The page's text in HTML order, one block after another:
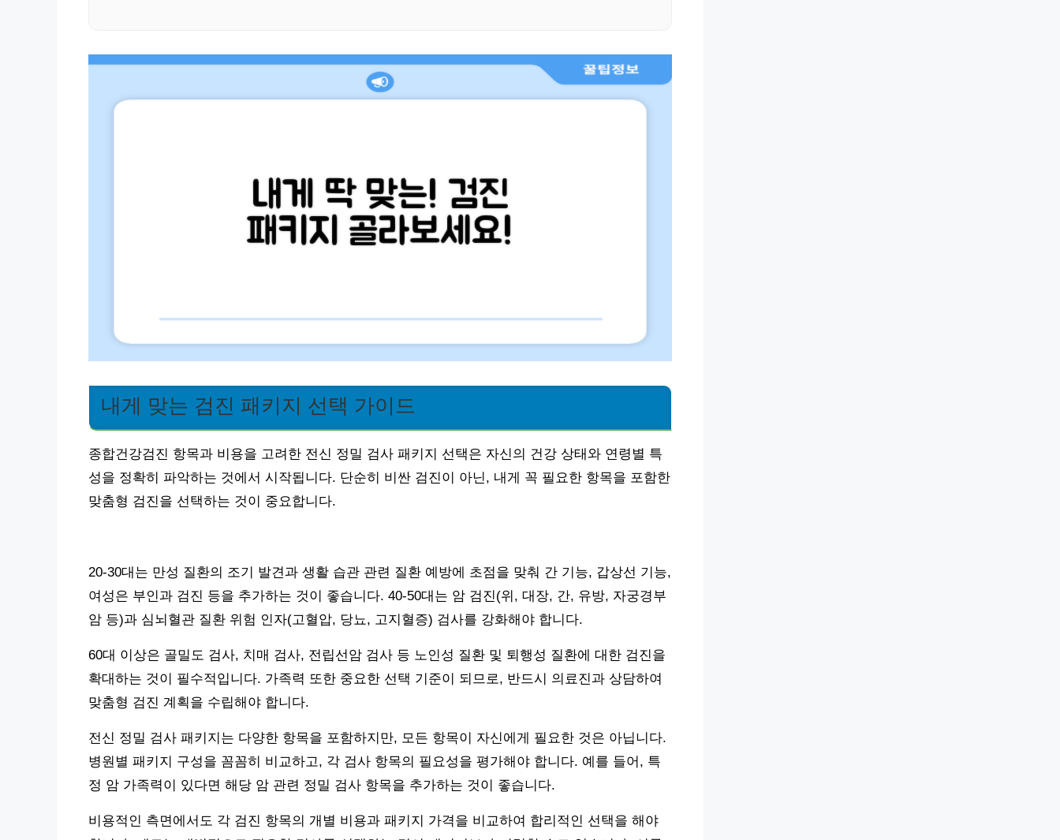
내게 맞는 검진 패키지 선택 가이드
종합건강검진 항목과 비용을 고려한 전신 정밀 검사 패키지 선택은 자신의 건강 상태와 연령별 특
성을 정확히 파악하는 것에서 시작됩니다. 단순히 비싼 검진이 아닌, 내게 꼭 필요한 항목을 포함한
맞춤형 검진을 선택하는 것이 중요합니다.
20-30대는 만성 질환의 조기 발견과 생활 습관 관련 질환 예방에 초점을 맞춰 간 기능, 갑상선 기능,
여성은 부인과 검진 등을 추가하는 것이 좋습니다. 40-50대는 암 검진(위, 대장, 간, 유방, 자궁경부
암 등)과 심뇌혈관 질환 위험 인자(고혈압, 당뇨, 고지혈증) 검사를 강화해야 합니다.
60대 이상은 골밀도 검사, 치매 검사, 전립선암 검사 등 노인성 질환 및 퇴행성 질환에 대한 검진을
확대하는 것이 필수적입니다. 가족력 또한 중요한 선택 기준이 되므로, 반드시 의료진과 상담하여
맞춤형 검진 계획을 수립해야 합니다.
전신 정밀 검사 패키지는 다양한 항목을 포함하지만, 모든 항목이 자신에게 필요한 것은 아닙니다.
병원별 패키지 구성을 꼼꼼히 비교하고, 각 검사 항목의 필요성을 평가해야 합니다. 예를 들어, 특
정 암 가족력이 있다면 해당 암 관련 정밀 검사 항목을 추가하는 것이 좋습니다.
비용적인 측면에서도 각 검진 항목의 개별 비용과 패키지 가격을 비교하여 합리적인 선택을 해야